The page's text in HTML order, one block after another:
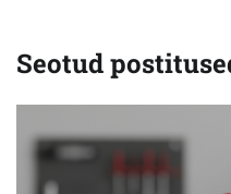
Seotud